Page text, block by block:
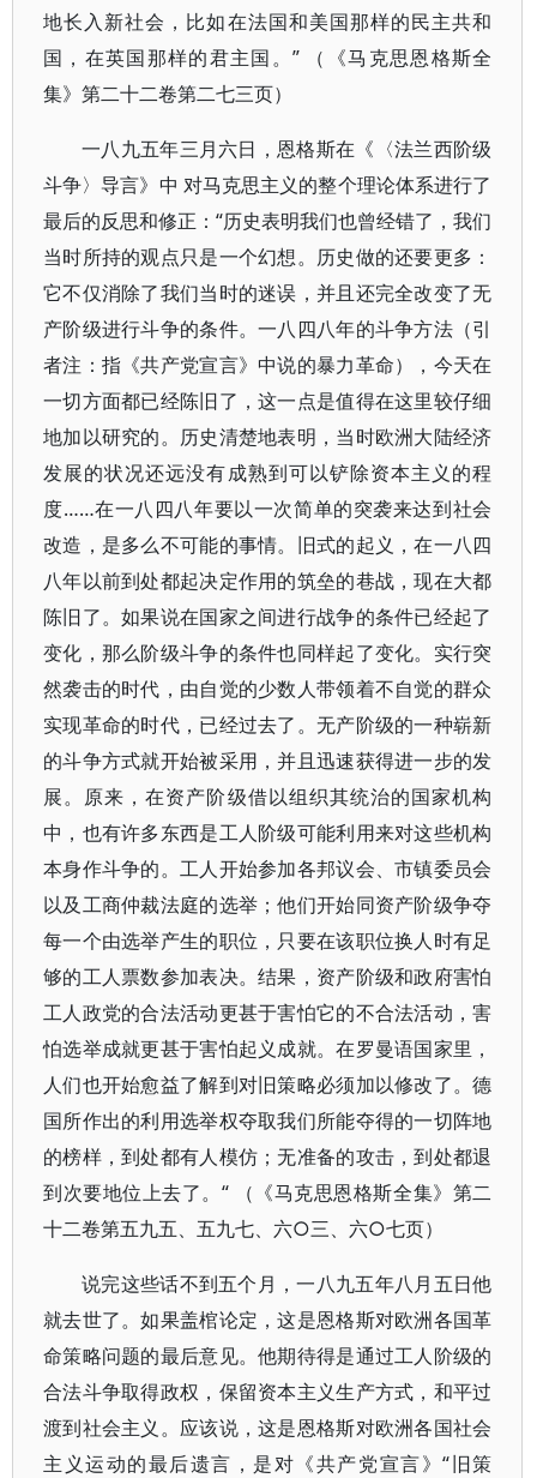
地长入新社会，比如在法国和美国那样的民主共和
国，在英国那样的君主国。” （《马克思恩格斯全
集》第二十二卷第二七三页）
一八九五年三月六日，恩格斯在《〈法兰西阶级
斗争〉导言》中 对马克思主义的整个理论体系进行了
最后的反思和修正：“历史表明我们也曾经错了，我们
当时所持的观点只是一个幻想。历史做的还要更多：
它不仅消除了我们当时的迷误，并且还完全改变了无
产阶级进行斗争的条件。一八四八年的斗争方法（引
者注：指《共产党宣言》中说的暴力革命），今天在
一切方面都已经陈旧了，这一点是值得在这里较仔细
地加以研究的。历史清楚地表明，当时欧洲大陆经济
发展的状况还远没有成熟到可以铲除资本主义的程
度……在一八四八年要以一次简单的突袭来达到社会
改造，是多么不可能的事情。旧式的起义，在一八四
八年以前到处都起决定作用的筑垒的巷战，现在大都
陈旧了。如果说在国家之间进行战争的条件已经起了
变化，那么阶级斗争的条件也同样起了变化。实行突
然袭击的时代，由自觉的少数人带领着不自觉的群众
实现革命的时代，已经过去了。无产阶级的一种崭新
的斗争方式就开始被采用，并且迅速获得进一步的发
展。原来，在资产阶级借以组织其统治的国家机构
中，也有许多东西是工人阶级可能利用来对这些机构
本身作斗争的。工人开始参加各邦议会、市镇委员会
以及工商仲裁法庭的选举；他们开始同资产阶级争夺
每一个由选举产生的职位，只要在该职位换人时有足
够的工人票数参加表决。结果，资产阶级和政府害怕
工人政党的合法活动更甚于害怕它的不合法活动，害
怕选举成就更甚于害怕起义成就。在罗曼语国家里，
人们也开始愈益了解到对旧策略必须加以修改了。德
国所作出的利用选举权夺取我们所能夺得的一切阵地
的榜样，到处都有人模仿；无准备的攻击，到处都退
到次要地位上去了。“ （《马克思恩格斯全集》第二
十二卷第五九五、五九七、六○三、六○七页）
说完这些话不到五个月，一八九五年八月五日他
就去世了。如果盖棺论定，这是恩格斯对欧洲各国革
命策略问题的最后意见。他期待得是通过工人阶级的
合法斗争取得政权，保留资本主义生产方式，和平过
渡到社会主义。应该说，这是恩格斯对欧洲各国社会
主义运动的最后遗言，是对《共产党宣言》“旧策